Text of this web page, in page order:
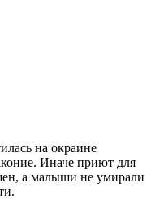
на окраине
Иначе приют для
а малыши не умирали